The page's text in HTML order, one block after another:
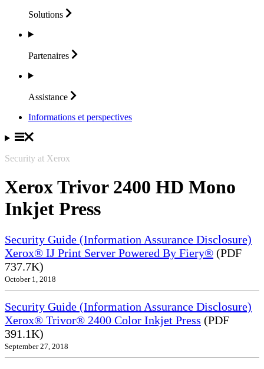
Solutions
Partenaires
Assistance
Informations et perspectives
Security at Xerox
Xerox Trivor 2400 HD Mono
Inkjet Press
Security Guide (Information Assurance Disclosure)
Xerox® IJ Print Server Powered By Fiery® (PDF
737.7K)
October 1, 2018
Security Guide (Information Assurance Disclosure)
Xerox® Trivor® 2400 Color Inkjet Press (PDF
391.1K)
September 27, 2018